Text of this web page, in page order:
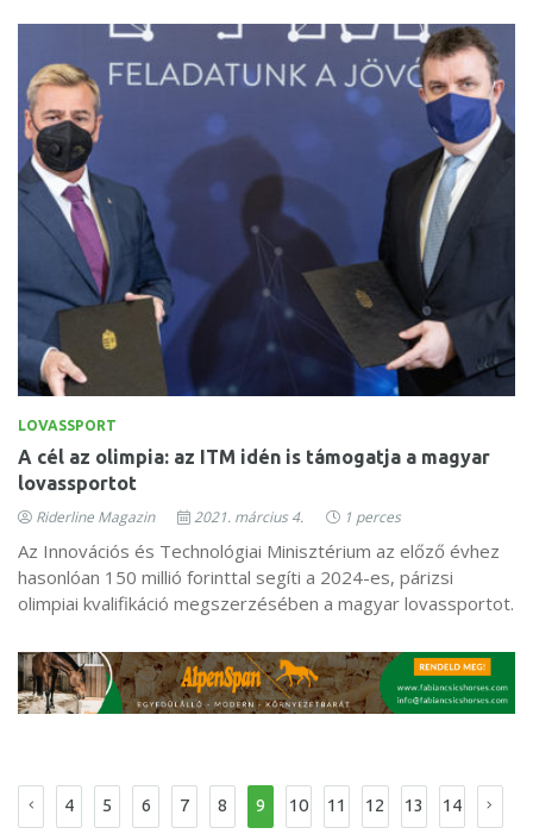
LOVASSPORT
A cél az olimpia: az ITM idén is támogatja a magyar
lovassportot
Riderline Magazin 2021. március 4. 1 perces
Az Innovációs és Technológiai Minisztérium az előző évhez
hasonlóan 150 millió forinttal segíti a 2024-es, párizsi
olimpiai kvalifikáció megszerzésében a magyar lovassportot.
4 5 6 7 8 9 10 11 12 13 14